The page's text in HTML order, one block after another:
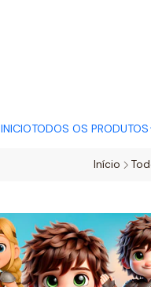
INICIOTODOS OS PRODUTOS
Início